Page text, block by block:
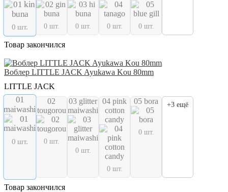
0 шт. 0 шт. 0 шт. 0 шт. 0 шт.
Товар закончился
Воблер LITTLE JACK Ayukawa Kou 80mm
LITTLE JACK
01
maiwashi
0 шт.
02
tougorou
0 шт.
03 glitter
maiwashi
0 шт.
04 pink
cotton
candy
0 шт.
05 bora
0 шт.
+3 ещё
Товар закончился